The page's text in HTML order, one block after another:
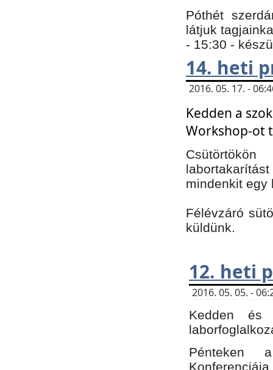
Póthét
látjuk
- 15:30 -
14. heti
2016. 05. 17. -
Kedden a
Workshop-ot
mindenkit
Félévzáró
küldünk.
12. heti
2016. 05. 05. -
Kedden és
Pénteken